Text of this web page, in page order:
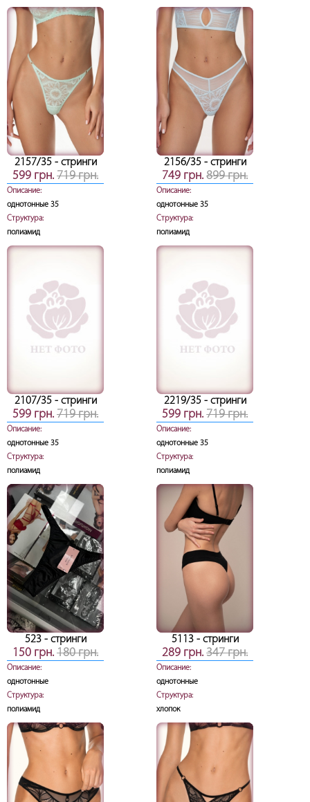
2157/35- стринги
599 грн. 719 грн.
Описание:
однотонные 35
Структура:
полиамид
2156/35- стринги
749 грн.899 грн.
Описание:
однотонные 35
Структура:
полиамид
2107/35- стринги
599 грн. 719 грн.
Описание:
однотонные 35
Структура:
полиамид
2219/35- стринги
599 грн.719 грн.
Описание:
однотонные 35
Структура:
полиамид
523- стринги
150 грн. 180 грн.
Описание:
однотонные
Структура:
полиамид
5113- стринги
289 грн.347 грн.
Описание:
однотонные
Структура:
хлопок